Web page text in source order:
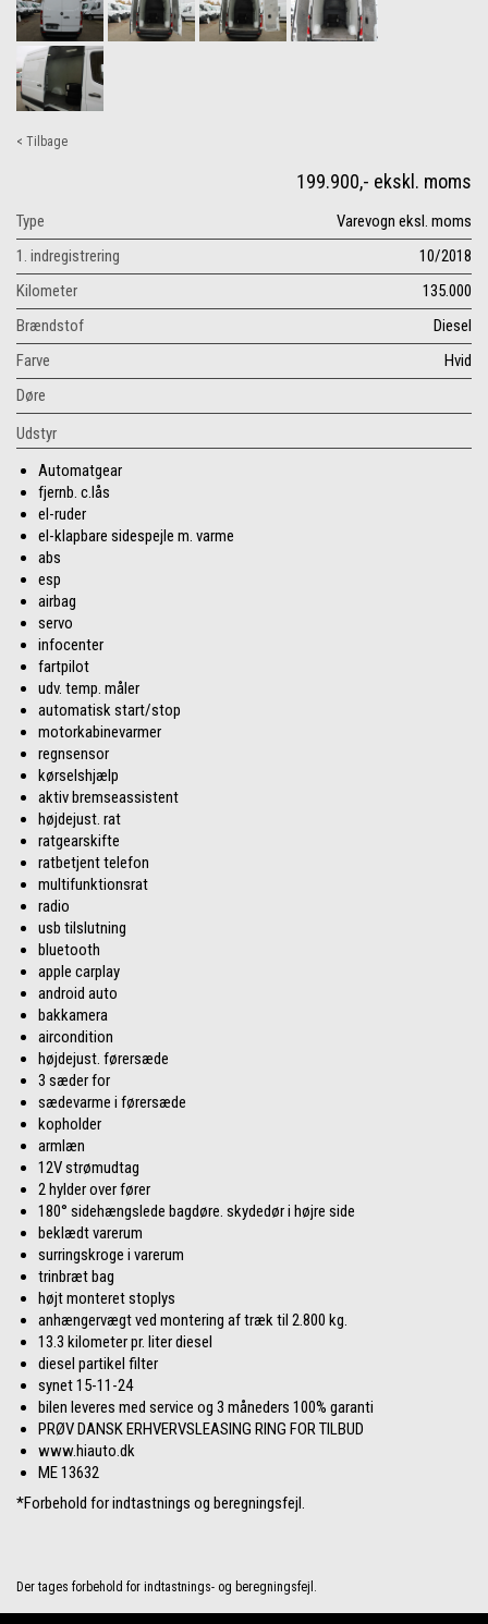
< Tilbage
199.900,- ekskl. moms
Type
Varevogn eksl. moms
1. indregistrering
10/2018
Kilometer
135.000
Brændstof
Diesel
Farve
Hvid
Døre
Udstyr
Automatgear
fjernb. c.lås
el-ruder
el-klapbare sidespejle m. varme
abs
esp
airbag
servo
infocenter
fartpilot
udv. temp. måler
automatisk start/stop
motorkabinevarmer
regnsensor
kørselshjælp
aktiv bremseassistent
højdejust. rat
ratgearskifte
ratbetjent telefon
multifunktionsrat
radio
usb tilslutning
bluetooth
apple carplay
android auto
bakkamera
aircondition
højdejust. førersæde
3 sæder for
sædevarme i førersæde
kopholder
armlæn
12V strømudtag
2 hylder over fører
180° sidehængslede bagdøre. skydedør i højre side
beklædt varerum
surringskroge i varerum
trinbræt bag
højt monteret stoplys
anhængervægt ved montering af træk til 2.800 kg.
13.3 kilometer pr. liter diesel
diesel partikel filter
synet 15-11-24
bilen leveres med service og 3 måneders 100% garanti
PRØV DANSK ERHVERVSLEASING RING FOR TILBUD
www.hiauto.dk
ME 13632
*Forbehold for indtastnings og beregningsfejl.
Der tages forbehold for indtastnings- og beregningsfejl.